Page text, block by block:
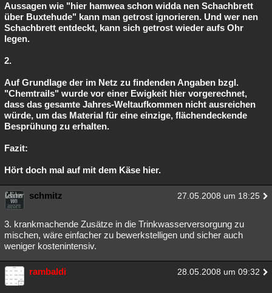
Aussagen wie "hier hamwea schon widda nen Schachbrett
über Buxtehude" kann man getrost ignorieren. Und wer nen
Schachbrett entdeckt, kann sich getrost wieder aufs Ohr
legen.
2.
Auf Grundlage der im Netz zu findenden Angaben bzgl.
"Chemtrails" wurde vor einer Ewigkeit hier vorgerechnet,
dass das gesamte Jahres-Weltaufkommen nicht ausreichen
würde, um das Material für eine einzige, flächendeckende
Besprühung zu erhalten.
Fazit:
Hört doch mal auf mit dem Käse hier.
schmitz 27.05.2008 um 18:25
3. krankmachende Zusätze in die Trinkwasserversorgung zu
mischen, wäre einfacher zu bewerkstelligen und sicher auch
weniger kostenintensiv.
rambaldi 28.05.2008 um 09:32